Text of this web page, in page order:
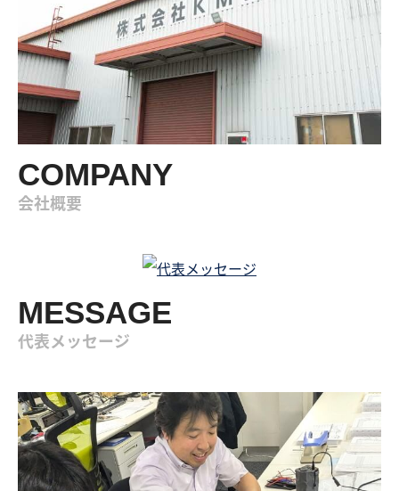
COMPANY
会社概要
MESSAGE
代表メッセージ